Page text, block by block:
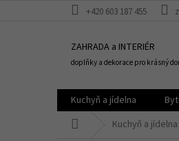
+420 603 187 455
ZAHRADA a INTERIÉR
doplňky a dekorace pro krásný
Kuchyň a jídelna
Kuchyň a jídelna